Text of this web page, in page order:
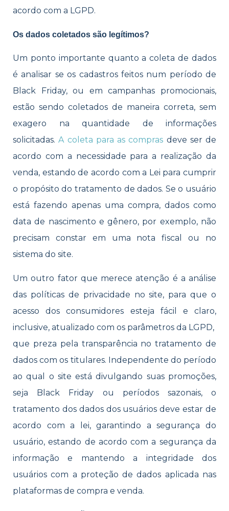
acordo com a LGPD.
Os dados coletados são legítimos?
Um ponto importante quanto a coleta de dados
é analisar se os cadastros feitos num período de
Black Friday, ou em campanhas promocionais,
estão sendo coletados de maneira correta, sem
exagero na quantidade de informações
solicitadas.A coleta para as compras deve ser de
acordo com a necessidade para a realização da
venda, estando de acordo com a Lei para cumprir
o propósito do tratamento de dados. Se o usuário
está fazendo apenas uma compra, dados como
data de nascimento e gênero, por exemplo, não
precisam constar em uma nota fiscal ou no
sistema do site.
Um outro fator que merece atenção é a análise
das políticas de privacidade no site, para que o
acesso dos consumidores esteja fácil e claro,
inclusive, atualizado com os parâmetros da LGPD,
que preza pela transparência no tratamento de
dados com os titulares. Independente do período
ao qual o site está divulgando suas promoções,
seja Black Friday ou períodos sazonais, o
tratamento dos dados dos usuários deve estar de
acordo com a lei, garantindo a segurança do
usuário, estando de acordo com a segurança da
informação e mantendo a integridade dos
usuários com a proteção de dados aplicada nas
plataformas de compra e venda.